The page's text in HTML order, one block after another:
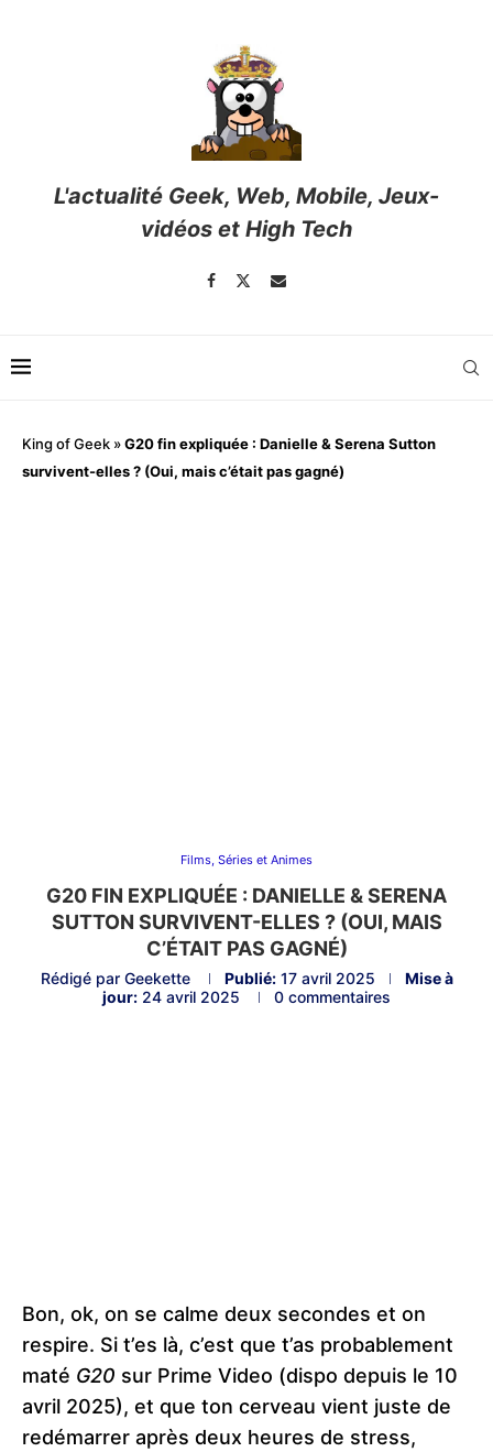
L'actualité Geek, Web, Mobile, Jeux-
vidéos et High Tech
King of Geek »G20 fin expliquée : Danielle & Serena Sutton
survivent-elles ? (Oui, mais c’était pas gagné)
Films, Séries et Animes
G20 FIN EXPLIQUÉE : DANIELLE & SERENA
SUTTON SURVIVENT-ELLES ? (OUI, MAIS
C’ÉTAIT PAS GAGNÉ)
Rédigé par Geekette Publié: 17 avril 2025
Mise à
jour: 24 avril 2025 0 commentaires
Bon, ok, on se calme deux secondes et on
respire. Si t’es là, c’est que t’as probablement
maté G20 sur Prime Video (dispo depuis le 10
avril 2025), et que ton cerveau vient juste de
redémarrer après deux heures de stress,